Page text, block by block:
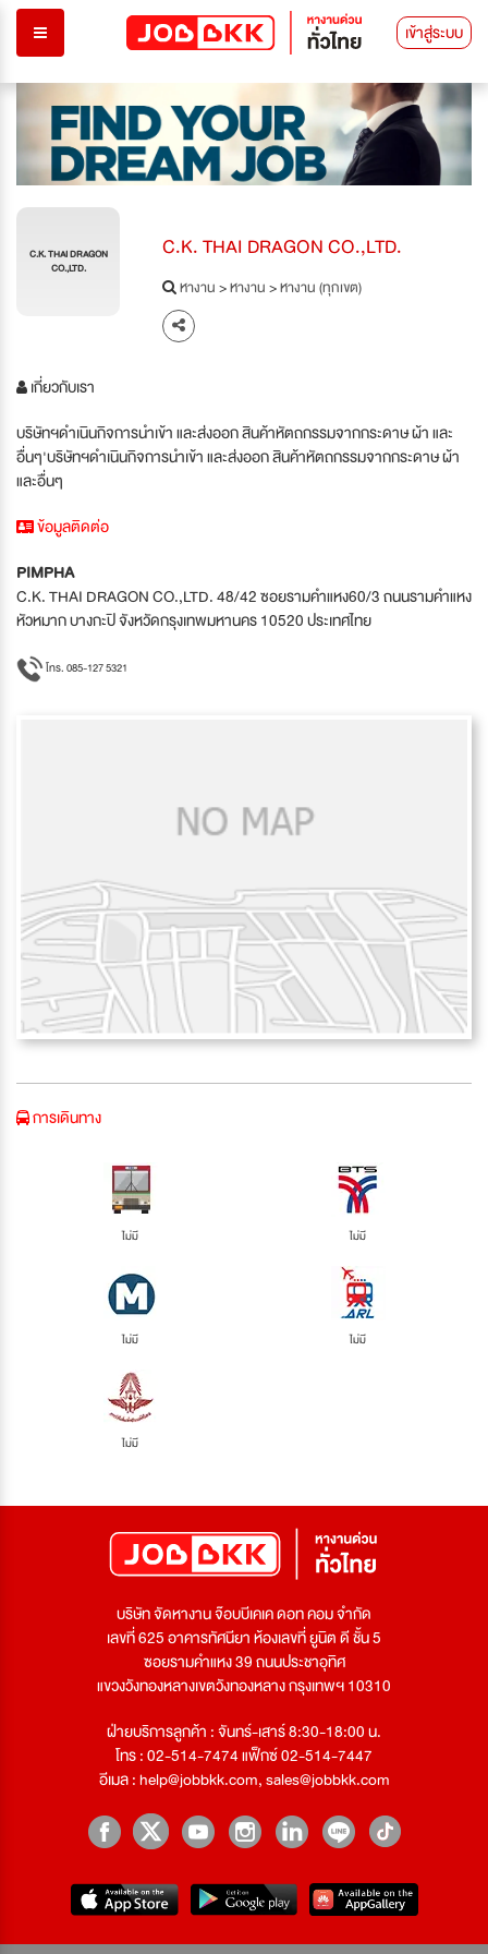
เข้าสู่ระบบ
C.K. THAI DRAGON
CO.,LTD.
C.K. THAI DRAGON CO.,LTD.
หางาน>หางาน>หางาน (ทุกเขต)
เกี่ยวกับเรา
บริษัทฯดำเนินกิจการนำเข้า และส่งออก สินค้าหัตถกรรมจากกระดาษ ผ้า และ
อื่นๆ'บริษัทฯดำเนินกิจการนำเข้า และส่งออก สินค้าหัตถกรรมจากกระดาษ ผ้า
และอื่นๆ
ข้อมูลติดต่อ
PIMPHA
C.K. THAI DRAGON CO.,LTD. 48/42 ซอยรามคำแหง60/3 ถนนรามคำแหง
หัวหมาก บางกะปิ จังหวัดกรุงเทพมหานคร 10520 ประเทศไทย
โทร. 085-127 5321
การเดินทาง
ไม่มี ไม่มี
ไม่มี ไม่มี
ไม่มี
บริษัท จัดหางาน จ๊อบบีเคเค ดอท คอม จำกัด
เลขที่ 625 อาคารทัศนียา ห้องเลขที่ ยูนิต ดี ชั้น 5
ซอยรามคำแหง 39 ถนนประชาอุทิศ
แขวงวังทองหลางเขตวังทองหลาง กรุงเทพฯ 10310
ฝ่ายบริการลูกค้า : จันทร์-เสาร์ 8:30-18:00 น.
โทร : 02-514-7474 แฟ็กซ์ 02-514-7447
อีเมล :help@jobbkk.com,sales@jobbkk.com